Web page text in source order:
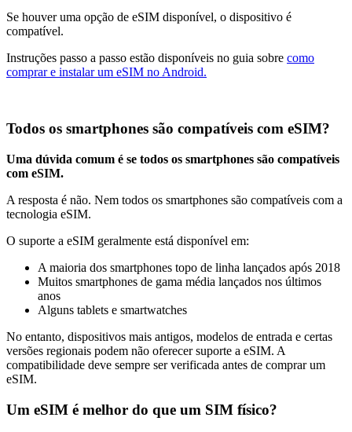
Se houver uma opção de eSIM disponível, o dispositivo é
compatível.
Instruções passo a passo estão disponíveis no guia sobre como
comprar e instalar um eSIM no Android.
Todos os smartphones são compatíveis com eSIM?
Uma dúvida comum é se todos os smartphones são compatíveis
com eSIM.
A resposta é não. Nem todos os smartphones são compatíveis com a
tecnologia eSIM.
O suporte a eSIM geralmente está disponível em:
A maioria dos smartphones topo de linha lançados após 2018
Muitos smartphones de gama média lançados nos últimos
anos
Alguns tablets e smartwatches
No entanto, dispositivos mais antigos, modelos de entrada e certas
versões regionais podem não oferecer suporte a eSIM. A
compatibilidade deve sempre ser verificada antes de comprar um
eSIM.
Um eSIM é melhor do que um SIM físico?